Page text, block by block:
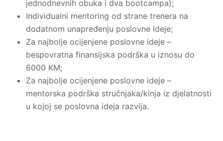
jednodnevnih obuka i dva bootcampa);
Individualni mentoring od strane trenera na
dodatnom unapređenju poslovne ideje;
Za najbolje ocijenjene poslovne ideje –
bespovratna finansijska podrška u iznosu do
6000 KM;
Za najbolje ocijenjene poslovne ideje –
mentorska podrška stručnjaka/kinja iz djelatnosti
u kojoj se poslovna ideja razvija.